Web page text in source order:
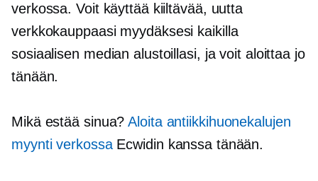
verkossa. Voit käyttää kiiltävää, uutta
verkkokauppaasi myydäksesi kaikilla
sosiaalisen median alustoillasi, ja voit aloittaa jo
tänään.
Mikä estää sinua?Aloita antiikkihuonekalujen
myynti verkossaEcwidin kanssa tänään.